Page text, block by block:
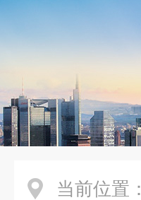
当前位置：